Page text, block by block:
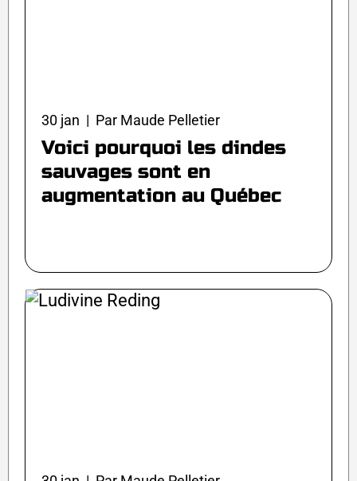
30 jan | Par Maude Pelletier
Voici pourquoi les dindes
sauvages sont en
augmentation au Québec